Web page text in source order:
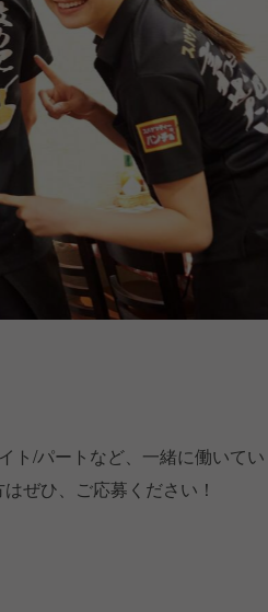
ト/パートなど、一緒に働いてい
ぜひ、ご応募ください！